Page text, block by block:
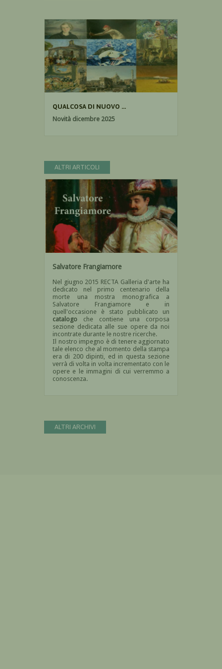
QUALCOSA DI NUOVO ...
Novità dicembre 2025
ALTRI ARTICOLI
Salvatore Frangiamore
Nel giugno 2015 RECTA Galleria d'arte ha
dedicato nel primo centenario della
morte una mostra monografica a
Salvatore Frangiamore e in
quell'occasione è stato pubblicato un
catalogo
che contiene una corposa
sezione dedicata alle sue opere da noi
incontrate durante le nostre ricerche.
Il nostro impegno è di tenere aggiornato
tale elenco che al momento della stampa
era di 200 dipinti, ed in questa sezione
verrà di volta in volta incrementato con le
opere e le immagini di cui verremmo a
conoscenza.
ALTRI ARCHIVI